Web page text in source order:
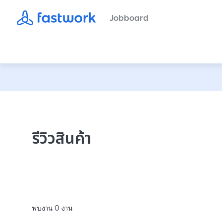
Jobboard
รีวิวสินค้า
พบงาน 0 งาน